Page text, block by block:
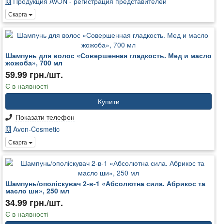
Скарга
Шампунь для волос «Совершенная гладкость. Мед и масло
жожоба», 700 мл
59.99 грн./шт.
Є в наявності
Купити
Показати телефон
Avon-Cosmetic
Скарга
Шампунь/ополіскувач 2-в-1 «Абсолютна сила. Абрикос та
масло ши», 250 мл
34.99 грн./шт.
Є в наявності